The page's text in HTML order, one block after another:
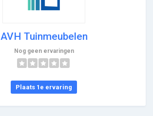
AVH Tuinmeubelen
Nog geen ervaringen
Plaats 1e ervaring